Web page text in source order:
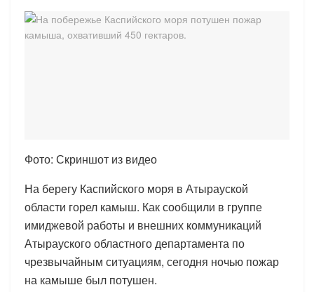
Фото: Скриншот из видео
На берегу Каспийского моря в Атырауской
области горел камыш. Как сообщили в группе
имиджевой работы и внешних коммуникаций
Атырауского областного департамента по
чрезвычайным ситуациям, сегодня ночью пожар
на камыше был потушен.